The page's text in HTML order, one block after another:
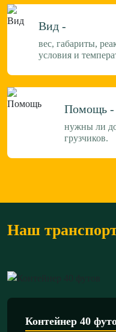
Вид -
вес, габариты,
условия и
Помощь -
нужны ли
грузчиков.
Наш
Контейнер 40